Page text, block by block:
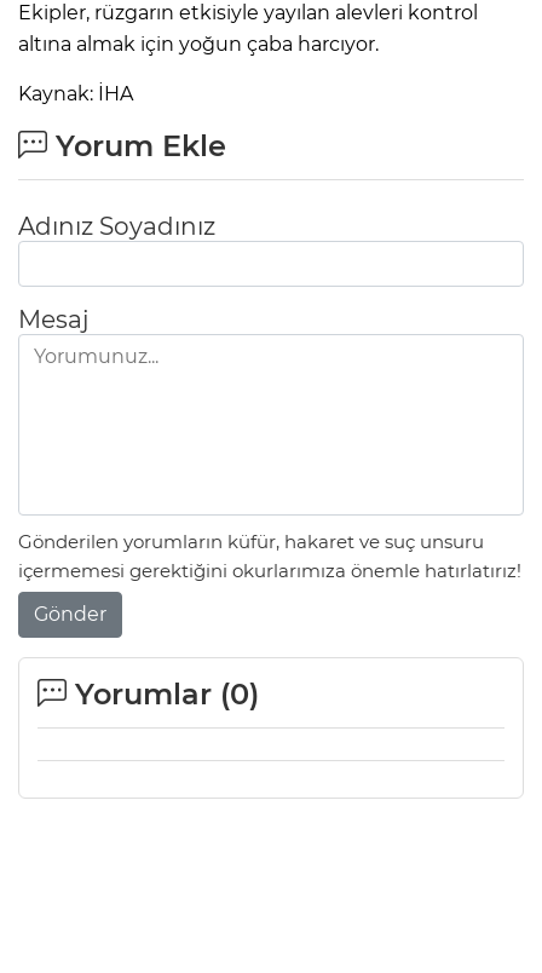
Ekipler, rüzgarın etkisiyle yayılan alevleri kontrol
altına almak için yoğun çaba harcıyor.
Kaynak: İHA
Yorum Ekle
Adınız Soyadınız
Mesaj
Gönderilen yorumların küfür, hakaret ve suç unsuru
içermemesi gerektiğini okurlarımıza önemle hatırlatırız!
Gönder
Yorumlar (0)